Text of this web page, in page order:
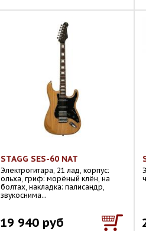
STAGG SES-60 NAT
Электрогитара, 21 лад, корпус:
ольха, гриф: морёный клён, на
болтах, накладка: палисандр,
звукоснима...
19 940 руб